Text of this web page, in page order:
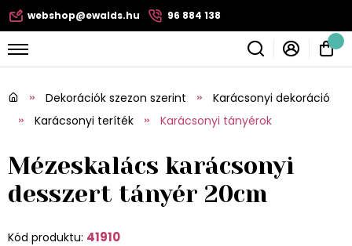
webshop@ewalds.hu 96 884 138
Dekorációk szezon szerint
Karácsonyi dekoráció
Karácsonyi teríték
Karácsonyi tányérok
Mézeskalács karácsonyi
desszert tányér 20cm
Kód produktu: 41910